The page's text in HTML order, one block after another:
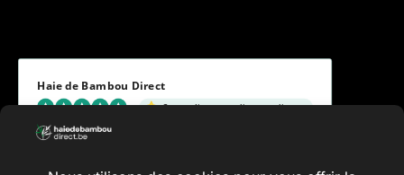
Haie de Bambou Direct
Ce que disent nos clients et clientes
5.00 évaluation(8 avis)